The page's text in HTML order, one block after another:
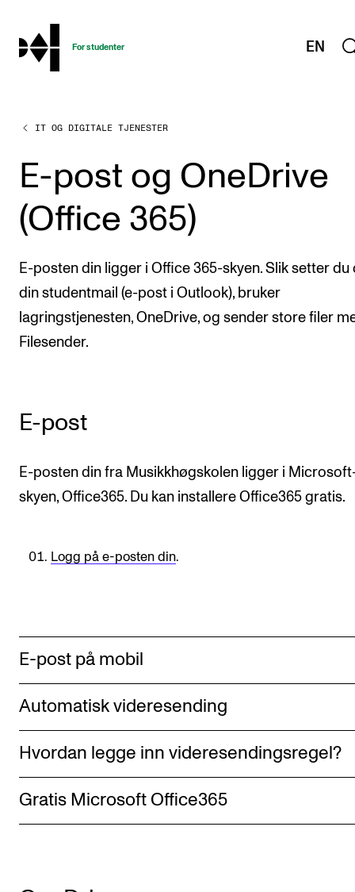
hjem
For studenter EN
STUDIENE
Eksamen, arbeidskrav og vitnemål
Studieplaner og emner
Studiekalender
Timeplaner og undervisning
Gjennomføre konserter og arrangementer
Offentlige konserter
Interne konserter og arrangementer
Rom, bygg, saler og studio
Semesterregistrering
IT OG DIGITALE TJENESTER
E-post og OneDrive
(Office 365)
E-posten din ligger i Office 365-skyen. Slik setter du
din studentmail (e-post i Outlook), bruker
lagringstjenesten, OneDrive, og sender store filer
Filesender.
E-post
E-posten din fra Musikkhøgskolen ligger i
skyen, Office365. Du kan installere Office365 gratis.
Logg på e-posten din.
E-post på mobil
Automatisk videresending
Hvordan legge inn videresendingsregel?
Gratis Microsoft Office365